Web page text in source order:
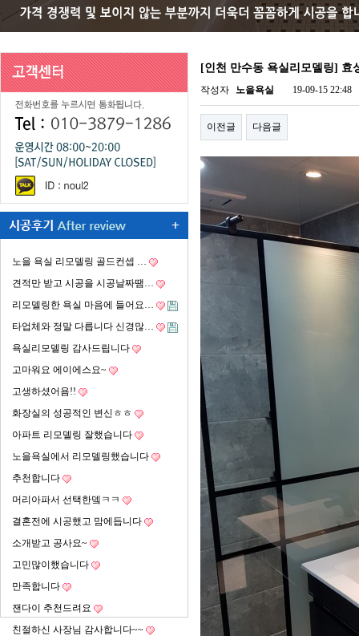
노을 욕실 리모델링 골드컨셉 …
견적만 받고 시공을 시공날짜땜…
리모델링한 욕실 마음에 들어요…
타업체와 정말 다릅니다 신경많…
욕실리모델링 감사드립니다
고마워요 에이에스요~
고생하셨어욤!!
화장실의 성공적인 변신ㅎㅎ
아파트 리모델링 잘했습니다
노을욕실에서 리모델링했습니다
추천합니다
머리아파서 선택한뎈ㅋㅋ
결혼전에 시공했고 맘에듭니다
소개받고 공사요~
고민많이했습니다
만족합니다
잰다이 추천드려요
친절하신 사장님 감사합니다~~
[인천 만수동 욕실리모델링] 효
작성자 노을욕실 19-09-15 22:48
이전글 다음글